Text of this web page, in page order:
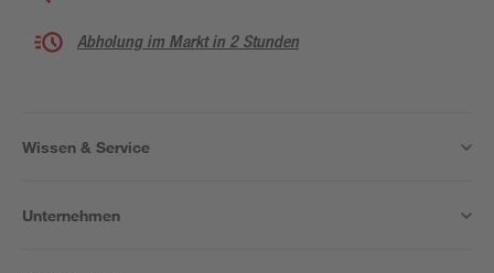
Abholung im Markt in 2 Stunden
Wissen & Service
Unternehmen